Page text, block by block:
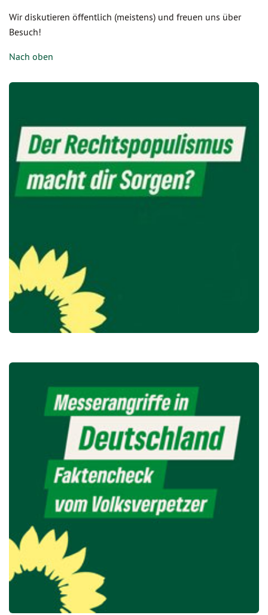
Wir diskutieren öffentlich (meistens) und freuen uns über
Besuch!
Nach oben